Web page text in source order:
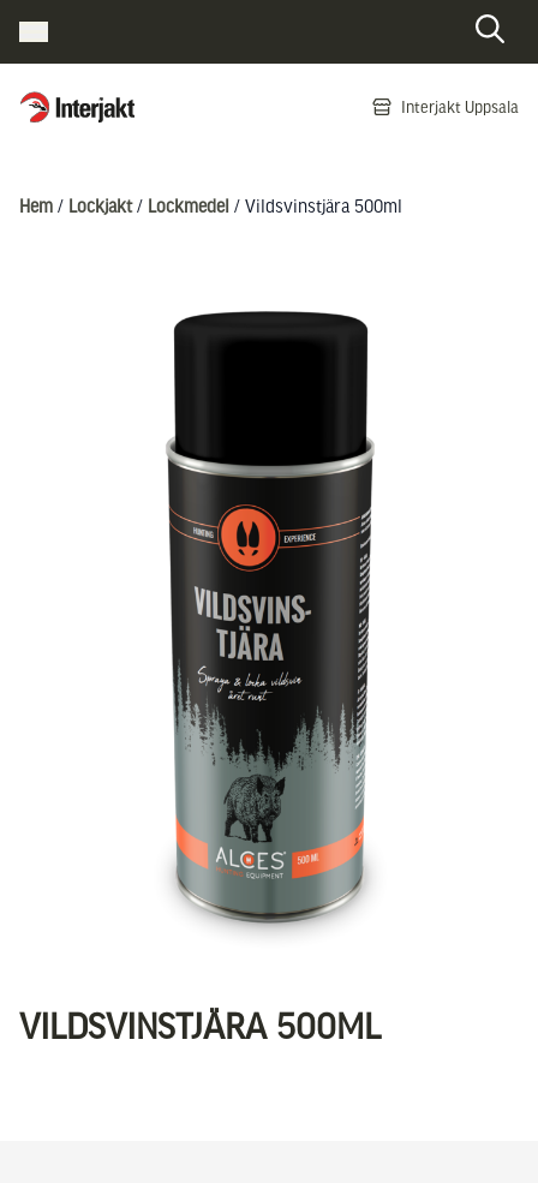
Interjakt SE Interjakt Uppsala
Hem / Lockjakt/ Lockmedel / Vildsvinstjära 500ml
VILDSVINSTJÄRA 500ML